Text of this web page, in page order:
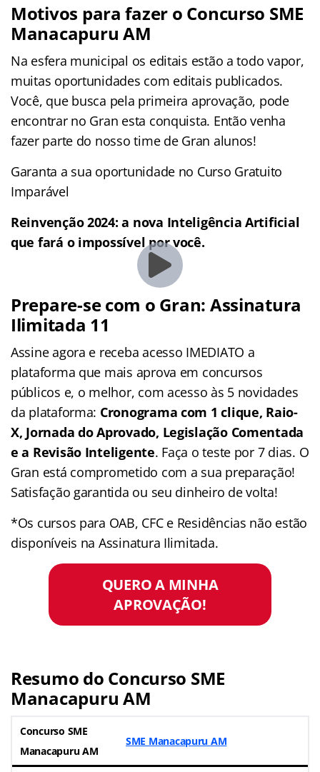
Motivos para fazer o Concurso SME
Manacapuru AM
Na esfera municipal os editais estão a todo vapor,
muitas oportunidades com editais publicados.
Você, que busca pela primeira aprovação, pode
encontrar no Gran esta conquista. Então venha
fazer parte do nosso time de Gran alunos!
Garanta a sua oportunidade no Curso Gratuito
Imparável
Reinvenção 2024: a nova Inteligência Artificial
que fará o impossível por você.
Prepare-se com o Gran: Assinatura
Ilimitada 11
Assine agora e receba acesso IMEDIATO a
plataforma que mais aprova em concursos
públicos e, o melhor, com acesso às 5 novidades
da plataforma: Cronograma com 1 clique, Raio-
X, Jornada do Aprovado, Legislação Comentada
e a Revisão Inteligente. Faça o teste por 7 dias. O
Gran está comprometido com a sua preparação!
Satisfação garantida ou seu dinheiro de volta!
*Os cursos para OAB, CFC e Residências não estão
disponíveis na Assinatura Ilimitada.
QUERO A MINHA
APROVAÇÃO!
Resumo do Concurso SME
Manacapuru AM
Concurso SME
Manacapuru AM
SME Manacapuru AM